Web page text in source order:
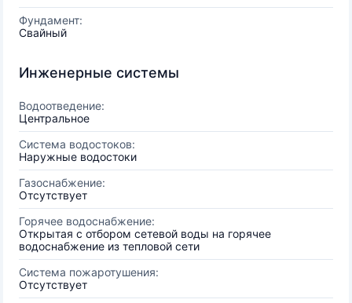
Фундамент:
Свайный
Инженерные системы
Водоотведение:
Центральное
Система водостоков:
Наружные водостоки
Газоснабжение:
Отсутствует
Горячее водоснабжение:
Открытая с отбором сетевой воды на горячее
водоснабжение из тепловой сети
Система пожаротушения:
Отсутствует